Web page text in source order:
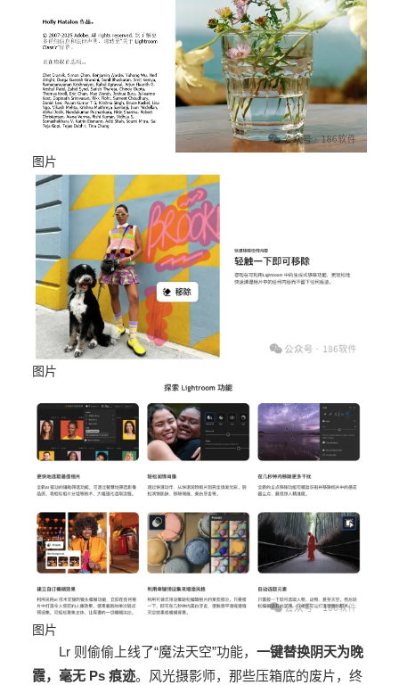
图片
图片
图片
Lr 则偷偷上线了“魔法天空”功能， 一键替换阴天为晚
霞，毫无 Ps 痕迹。风光摄影师，那些压箱底的废片，终